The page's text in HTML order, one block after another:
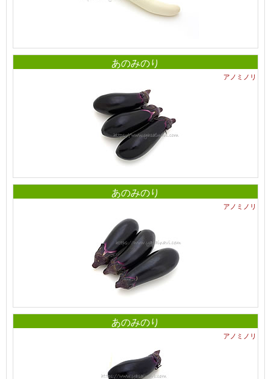
あのみのり
アノミノリ
あのみのり
アノミノリ
あのみのり
アノミノリ